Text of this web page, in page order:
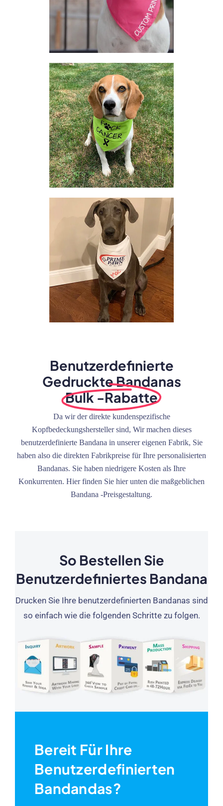
Benutzerdefinierte
Gedruckte Bandanas
Bulk -Rabatte
Da wir der direkte kundenspezifische
Kopfbedeckungshersteller sind, Wir machen dieses
benutzerdefinierte Bandana in unserer eigenen Fabrik, Sie
haben also die direkten Fabrikpreise für Ihre personalisierten
Bandanas. Sie haben niedrigere Kosten als Ihre
Konkurrenten. Hier finden Sie hier unten die maßgeblichen
Bandana -Preisgestaltung.
So Bestellen Sie
Benutzerdefiniertes Bandana
Drucken Sie Ihre benutzerdefinierten Bandanas sind
so einfach wie die folgenden Schritte zu folgen.
Bereit Für Ihre
Benutzerdefinierten
Bandandas?